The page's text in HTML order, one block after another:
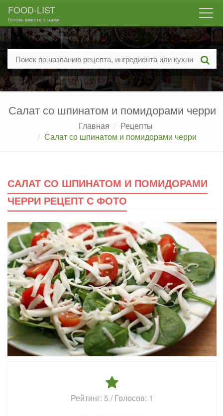
FOOD-LIST
Готовь вместе с нами
Салат со шпинатом и помидорами черри
Главная
Рецепты
Салат со шпинатом и помидорами черри
САЛАТ СО ШПИНАТОМ И ПОМИДОРАМИ
ЧЕРРИ РЕЦЕПТ С ФОТО
Рейтинг: 5 / Голосов: 1